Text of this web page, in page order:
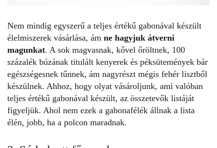
Nem mindig egyszerű a teljes értékű gabonával készült
élelmiszerek vásárlása, ám ne hagyjuk átverni
magunkat. A sok magvasnak, kővel őröltnek, 100
százalék búzának titulált kenyerek és péksütemények bár
egészségesnek tűnnek, ám nagyrészt mégis fehér lisztből
készülnek. Ahhoz, hogy olyat vásároljunk, ami valóban
teljes értékű gabonával készült, az összetevők listáját
figyeljük. Ahol nem ezek a gabonafélék állnak a lista
élén, jobb, ha a polcon maradnak.